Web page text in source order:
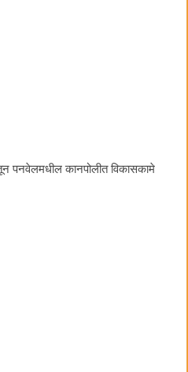
पनवेलमधील कानपोलीत विकासकामे